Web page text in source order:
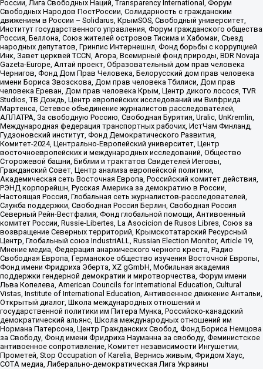
России, Лига Свободных Наций, Transparеncy International, Форум
Свободных Народов ПостРоссии, Солидарность с гражданским
движением в России – Solidarus, КрымSOS, Свободный университет,
Институт государственного управления, Форум гражданского общества
Россия, Беллона, Союз жителей островов Тисима и Хабомаи, Съезд
народных депутатов, Гринпис Интернешнл, Фонд борьбы с коррупцией
Инк, Завет церквей TCCN, Агора, Всемирный фонд природы, BDR Novaja
Gazeta-Europe, Алтай проект, Образовательный дом прав человека
Чернигов, Фонд Дом Прав Человека, Белорусский дом прав человека
имени Бориса Звозскова, Дом прав человека Тбилиси, Дом прав
человека Ереван, Дом прав человека Крым, Центр дикого лосося, TVR
Studios, ТВ Дождь, Центр европейских исследований им Вилфрида
Мартенса, Сетевое объединение журналистов расследователей,
АЛЛАТРА, За свободную Россию, Свободная Бурятия, Uralic, UnKremlin,
Международная федерация транспортных рабочих, ИстЧам Финланд,
Гудзоновский институт, Фонд Демократического Развития,
Комитет-2024, Центрально-Европейский университет, Центр
восточноевропейских и международных исследований, Общество
Сторожевой башни, Библии и трактатов Свидетелей Иеговы,
Гражданский Совет, Центр анализа европейской политики,
Академическая сеть Восточная Европа, Российский комитет действия,
РЭНД корпорейшн, Русская Америка за демократию в России,
Настоящая Россия, Глобальная сеть журналистов-расследователей,
Служба поддержки, Свободная Россия Берлин, Свободная Россия
Северный Рейн-Вестфалия, Фонд глобальной помощи, Антивоенный
комитет России, Russie-Libertes, La Asocicion de Rusos Libres, Союз за
возвращение Северных территорий, Крымскотатарский Ресурсный
Центр, Глобальный союз IndustriALL, Russian Election Monitor, Article 19,
Мнение медиа, Федерация анархического черного креста, Радио
Свободная Европа, Германское общество изучения Восточной Европы,
Фонд имени Фридриха Эберта, XZ gGmbH, Мобильная академия
поддержки гендерной демократии и миротворчества, Форум имени
Льва Копелева, American Councils for International Education, Cultural
Vistas, Institute of International Education, Антивоенное движение Антальи,
Открытый диалог, Школа международных отношений и
государственной политики им Питера Мунка, Российско-канадский
демократический альянс, Школа международных отношений им
Нормана Патерсона, Центр Гражданских Свобод, Фонд Бориса Немцова
за Свободу, Фонд имени Фридриха Науманна за свободу, Феминистское
антивоенное сопротивление, Комитет независимости Ингушетии,
Прометей, Stop Occupation of Karelia, Вернись живым, Фридом Хаус,
СОТА медиа, Либерально-демократическая Лига Украины